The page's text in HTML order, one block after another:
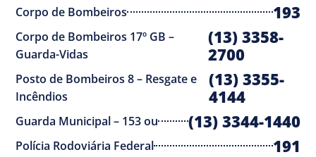
Corpo de Bombeiros 193
Corpo de Bombeiros 17º GB –
Guarda-Vidas
(13) 3358-
2700
Posto de Bombeiros 8 – Resgate e
Incêndios
(13) 3355-
4144
Guarda Municipal – 153 ou (13) 3344-1440
Polícia Rodoviária Federal 191